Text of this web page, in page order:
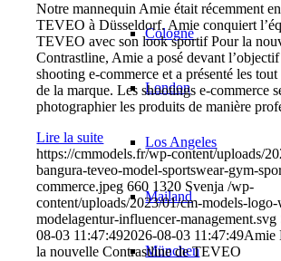
Cologne
London
Los Angeles
Mailand
München
Notre mannequin Amie était récemment
TEVEO à Düsseldorf. Amie conquiert
TEVEO avec son look sportif Pour la
Contrastline, Amie a posé devant l’objectif
shooting e-commerce et a présenté les
de la marque. Les shootings e-commerce
photographier les produits de manière
Lire la suite
https://cmmodels.fr/wp-content/uploads/
bangura-teveo-model-sportswear-gym-
commerce.jpeg 660 1320 Svenja /wp-
content/uploads/2023/01/cm-models-
modelagentur-influencer-management.svg
08-03 11:47:492026-08-03 11:47:49Amie
la nouvelle Contrastline de TEVEO